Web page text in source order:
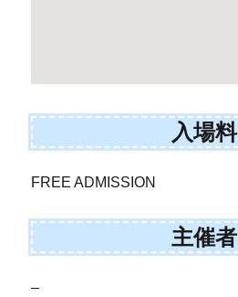
入場料
FREE ADMISSION
主催者
–